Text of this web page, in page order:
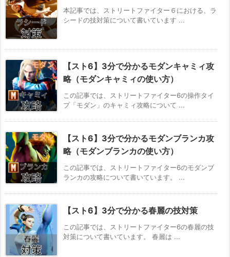
本記事では、ストリートファイター６における、ラ
シードの技対策について書いています ...
【スト6】3分で分かるモダンキャミィ攻
略（モダンキャミィの使い方）
この記事では、ストリートファイター6の操作タイ
プ「モダン」のキャミィ攻略について ...
【スト6】3分で分かるモダンブランカ攻
略（モダンブランカの使い方）
この記事では、ストリートファイター6のモダンブ
ランカの攻略について書いています。 ...
【スト6】3分で分かる春麗の技対策
この記事では、ストリートファイター6の春麗の技
対策について書いています。 春麗は ...